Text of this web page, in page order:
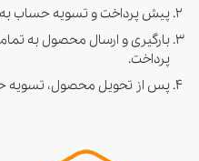
پیش پرداخت و تسویه حساب به
بارگیری و ارسال محصول به
پرداخت.
پس از تحویل محصول، تسویه